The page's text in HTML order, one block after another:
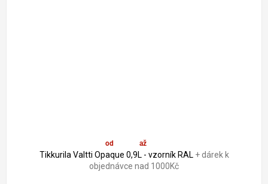
od až
Tikkurila Valtti Opaque 0,9L - vzorník RAL + dárek k
objednávce nad 1000Kč